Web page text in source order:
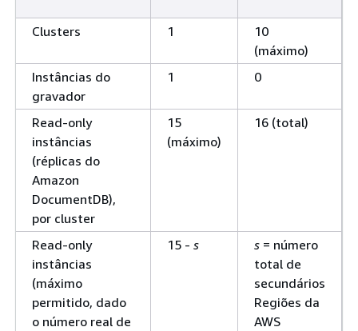
Clusters 1
10
(máximo)
Instâncias do
gravador
1 0
Read-only
instâncias
(réplicas do
Amazon
DocumentDB),
por cluster
15
(máximo)
16 (total)
Read-only
instâncias
(máximo
permitido, dado
o número real de
15 - s s = número
total de
secundários
Regiões da
AWS